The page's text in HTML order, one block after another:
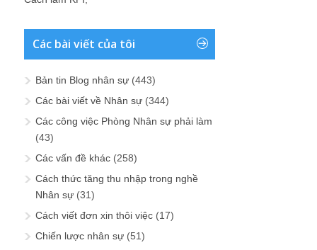
Các bài viết của tôi
Bản tin Blog nhân sự (443)
Các bài viết về Nhân sự (344)
Các công việc Phòng Nhân sự phải làm
(43)
Các vấn đề khác (258)
Cách thức tăng thu nhập trong nghề
Nhân sự (31)
Cách viết đơn xin thôi việc (17)
Chiến lược nhân sự (51)